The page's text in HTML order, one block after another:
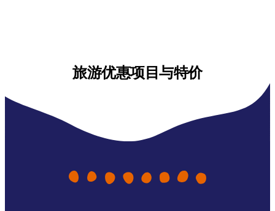
旅游优惠项目与特价